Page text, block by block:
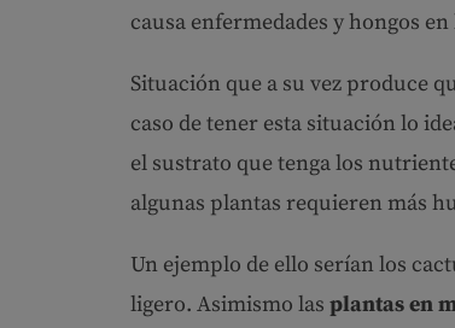
causa enfermedades y hongos
Situación que a su vez produce
caso de tener esta situación lo
el sustrato que tenga los
algunas plantas requieren más
Un ejemplo de ello serían los
ligero. Asimismo las plantas en